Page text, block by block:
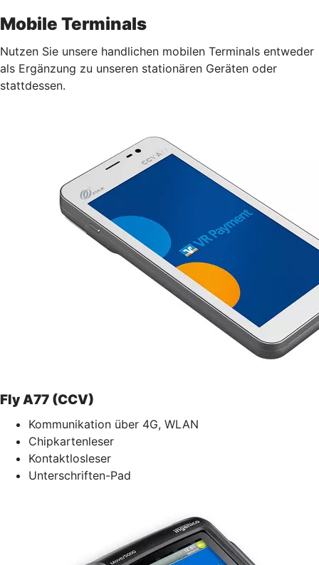
Mobile Terminals
Nutzen Sie unsere handlichen mobilen Terminals entweder
als Ergänzung zu unseren stationären Geräten oder
stattdessen.
Fly A77 (CCV)
Kommunikation über 4G, WLAN
Chipkartenleser
Kontaktlosleser
Unterschriften-Pad